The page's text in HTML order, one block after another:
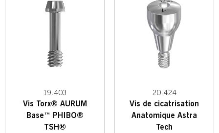
19.403
Vis Torx® AURUM
Base™ PHIBO®
TSH®
20.424
Vis de cicatrisation
Anatomique Astra
Tech